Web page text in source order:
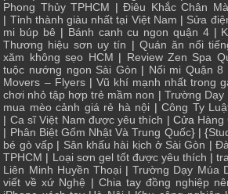
Phong Thủy TPHCM |Điêu Khắc Chân
| Tỉnh thành giàu nhất tại Việt Nam | Sửa
mi búp bê | Bánh canh cu ngon quận 4|
Thương hiệu sơn uy tín | Quán ăn nổi
xăm không sẹo HCM | Review Zen Spa
tuộc nướng ngon Sài Gòn | Nối mi Quận 8
Movers – Flyers| Vũ khí mạnh nhất trong
chơi nhỏ tập hợp trẻ mầm non | Trường Dạy
mua mèo cảnh giá rẻ hà nội |Công Ty
| Ca sĩ Việt Nam được yêu thích | Cửa Hàng
| Phân Biệt Gốm Nhật Và Trung Quốc} | {
bé gò vấp | Sân khấu hài kịch ở Sài Gòn |
TPHCM | Loại sơn gel tốt được yêu thích |
Liên Minh Huyền Thoại|Trường Dạy Múa
viết về xứ Nghệ | Chia tay đồng nghiệp